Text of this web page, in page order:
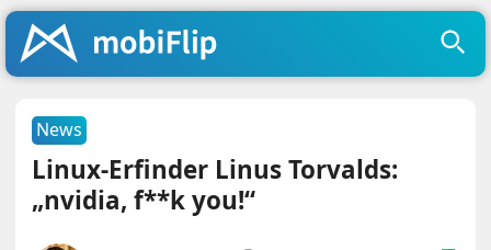
News
Linux-Erfinder Linus Torvalds:
„nvidia, f**k you!“